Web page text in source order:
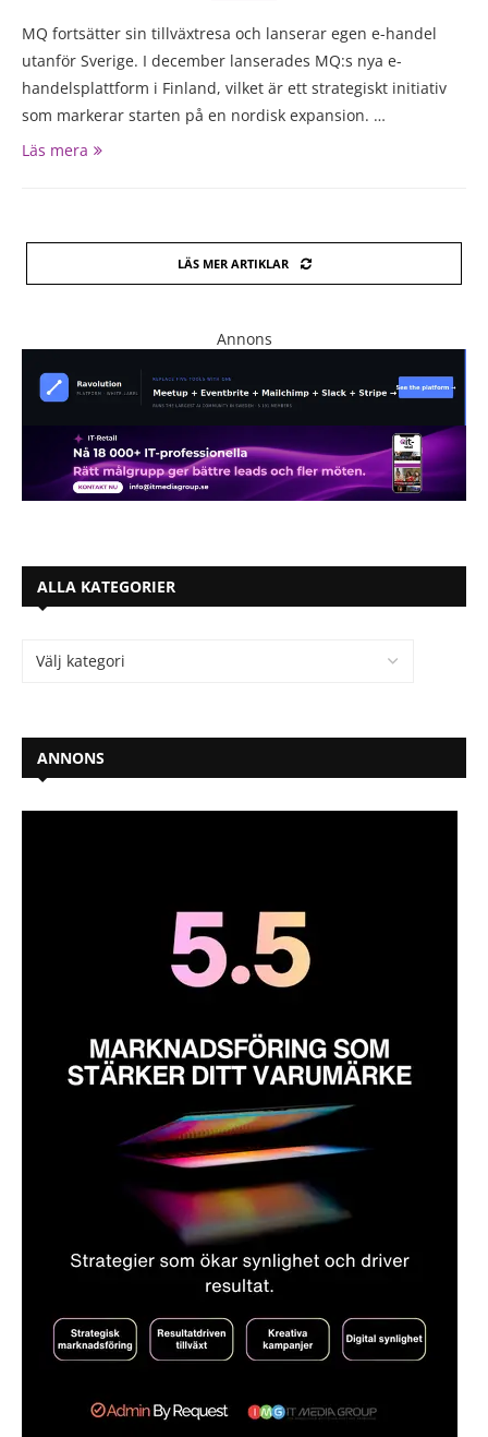
MQ fortsätter sin tillväxtresa och lanserar egen e-handel
utanför Sverige. I december lanserades MQ:s nya e-
handelsplattform i Finland, vilket är ett strategiskt initiativ
som markerar starten på en nordisk expansion. …
Läs mera
LÄS MER ARTIKLAR
Annons
ALLA KATEGORIER
ANNONS